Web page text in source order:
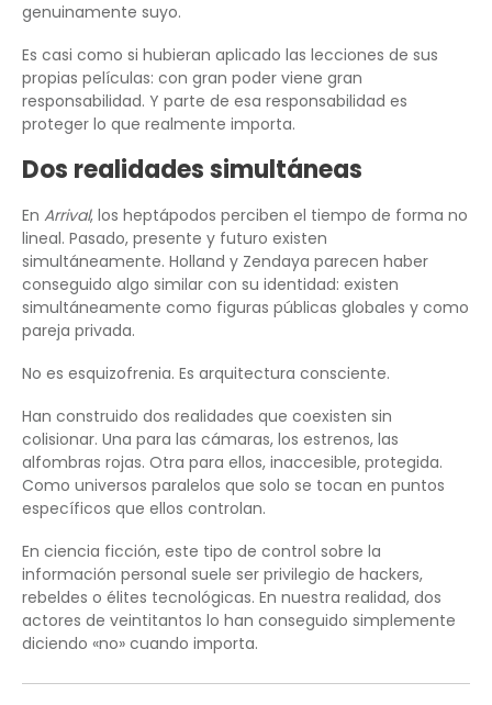
genuinamente suyo.
Es casi como si hubieran aplicado las lecciones de sus
propias películas: con gran poder viene gran
responsabilidad. Y parte de esa responsabilidad es
proteger lo que realmente importa.
Dos realidades simultáneas
En Arrival, los heptápodos perciben el tiempo de forma no
lineal. Pasado, presente y futuro existen
simultáneamente. Holland y Zendaya parecen haber
conseguido algo similar con su identidad: existen
simultáneamente como figuras públicas globales y como
pareja privada.
No es esquizofrenia. Es arquitectura consciente.
Han construido dos realidades que coexisten sin
colisionar. Una para las cámaras, los estrenos, las
alfombras rojas. Otra para ellos, inaccesible, protegida.
Como universos paralelos que solo se tocan en puntos
específicos que ellos controlan.
En ciencia ficción, este tipo de control sobre la
información personal suele ser privilegio de hackers,
rebeldes o élites tecnológicas. En nuestra realidad, dos
actores de veintitantos lo han conseguido simplemente
diciendo «no» cuando importa.